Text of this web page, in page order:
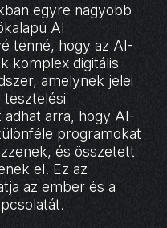
egyre nagyobb
AI
tenné, hogy az AI-
komplex digitális
amelynek jelei
tesztelési
arra, hogy AI-
programokat
és összetett
el. Ez az
az ember és a